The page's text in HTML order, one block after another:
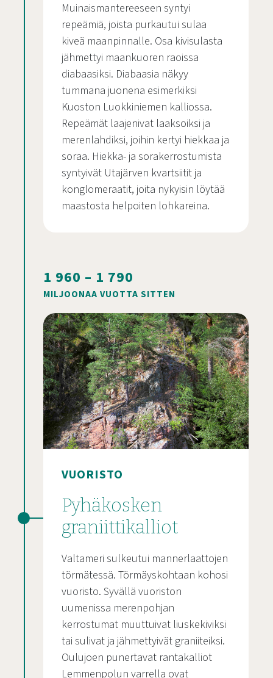
Muinaismantereeseen syntyi
repeämiä, joista purkautui sulaa
kiveä maanpinnalle. Osa kivisulasta
jähmettyi maankuoren raoissa
diabaasiksi. Diabaasia näkyy
tummana juonena esimerkiksi
Kuoston Luokkiniemen kalliossa.
Repeämät laajenivat laaksoiksi ja
merenlahdiksi, joihin kertyi hiekkaa ja
soraa. Hiekka- ja sorakerrostumista
syntyivät Utajärven kvartsiitit ja
konglomeraatit, joita nykyisin löytää
maastosta helpoiten lohkareina.
1 960 – 1 790
MILJOONAA VUOTTA SITTEN
VUORISTO
Pyhäkosken
graniittikalliot
Valtameri sulkeutui mannerlaattojen
törmätessä. Törmäyskohtaan kohosi
vuoristo. Syvällä vuoriston
uumenissa merenpohjan
kerrostumat muuttuivat liuskekiviksi
tai sulivat ja jähmettyivät graniiteiksi.
Oulujoen punertavat rantakalliot
Lemmenpolun varrella ovat